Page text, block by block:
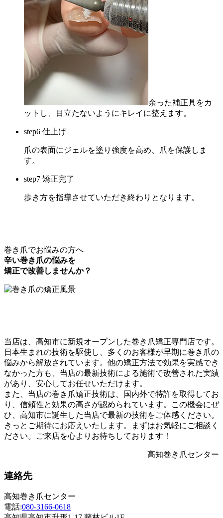
余った補正具をカ
ットし、目立たないようにキレイに整えます。
step6 仕上げ
爪の表面にジェルを塗り強度を高め、爪を保護しま
す。
step7 矯正完了
歩き方を指導させていただき終わりとなります。
巻き爪でお悩みの方へ
辛い巻き爪の悩みを
矯正で改善しませんか？
当店は、高知市に新規オープンした巻き爪矯正専門店です。
日本生まれの技術を駆使し、多くのお客様が早期に巻き爪の
悩みから解放されています。他の矯正方法で効果を実感でき
なかった方も、当店の最新技術による施術で改善された実績
があり、安心してお任せいただけます。
また、当店の巻き爪矯正技術は、国内外で特許を取得してお
り、信頼性と効果の高さが認められています。この機会にぜ
ひ、高知市に誕生した当店で最新の技術をご体感ください。
きっとご期待にお応えいたします。まずはお気軽にご相談く
ださい。ご来店を心よりお待ちしております！
高知巻き爪センター
連絡先
高知巻き爪センター
電話:080-3166-0618